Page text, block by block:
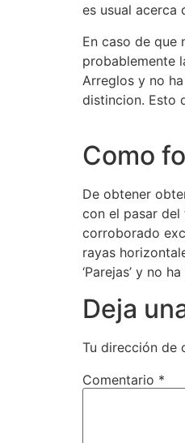
es usual acerca
En caso de que
probablemente
Arreglos y no
distincion. Esto
Como
De obtener
con el pasar
corroborado
rayas
‘Parejas’ y no
Deja
Tu dirección de
Comentario *